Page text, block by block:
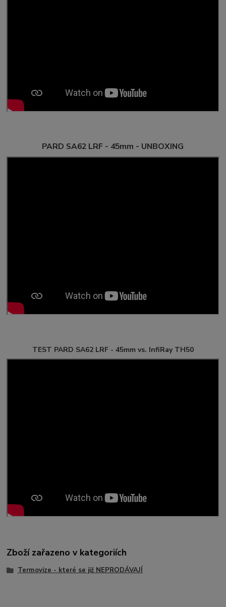
PARD SA62 LRF - 45mm - UNBOXING
TEST PARD SA62 LRF - 45mm vs. InfiRay TH50
Zboží zařazeno v kategoriích
Termovize - které se již NEPRODÁVAJÍ